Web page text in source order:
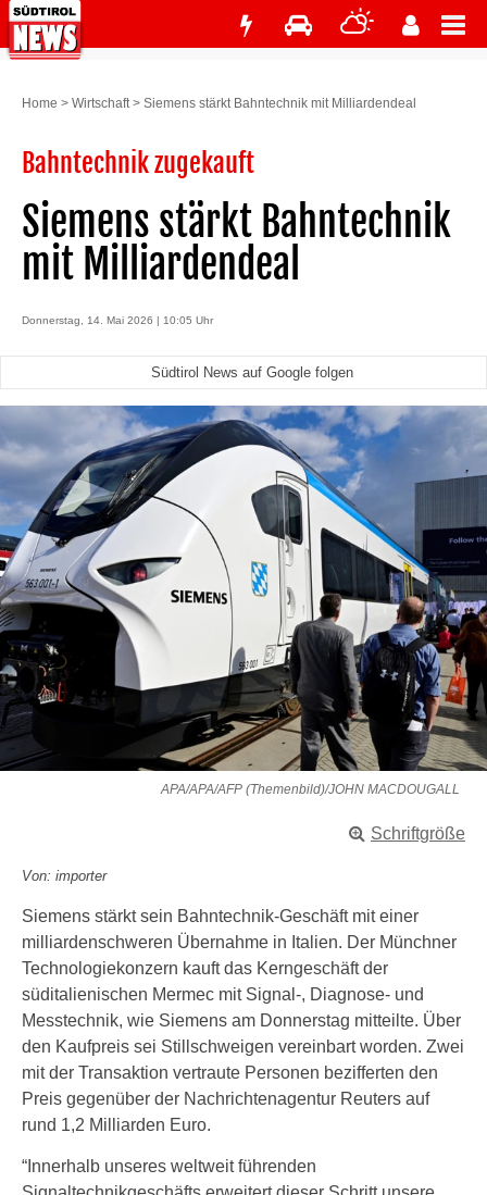
Home > Wirtschaft> Siemens stärkt Bahntechnik mit Milliardendeal
Bahntechnik zugekauft
Siemens stärkt Bahntechnik
mit Milliardendeal
Donnerstag, 14. Mai 2026 | 10:05 Uhr
Südtirol News auf Google folgen
APA/APA/AFP (Themenbild)/JOHN MACDOUGALL
Schriftgröße
Von: importer
Siemens stärkt sein Bahntechnik-Geschäft mit einer
milliardenschweren Übernahme in Italien. Der Münchner
Technologiekonzern kauft das Kerngeschäft der
süditalienischen Mermec mit Signal-, Diagnose- und
Messtechnik, wie Siemens am Donnerstag mitteilte. Über
den Kaufpreis sei Stillschweigen vereinbart worden. Zwei
mit der Transaktion vertraute Personen bezifferten den
Preis gegenüber der Nachrichtenagentur Reuters auf
rund 1,2 Milliarden Euro.
“Innerhalb unseres weltweit führenden